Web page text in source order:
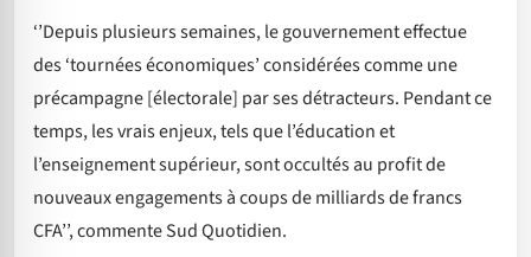
‘’Depuis plusieurs semaines, le gouvernement effectue
des ‘tournées économiques’ considérées comme une
précampagne [électorale] par ses détracteurs. Pendant ce
temps, les vrais enjeux, tels que l’éducation et
l’enseignement supérieur, sont occultés au profit de
nouveaux engagements à coups de milliards de francs
CFA’’, commente Sud Quotidien.